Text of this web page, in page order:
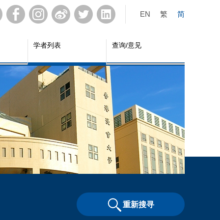
EN 繁 简
学者列表 查询/意见
重新搜寻